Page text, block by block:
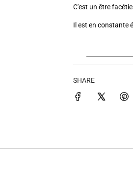
C'est un être
Il est en constante
SHARE